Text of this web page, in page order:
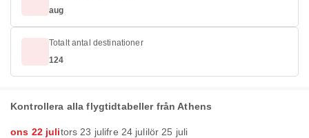
aug
Totalt antal destinationer
124
Kontrollera alla flygtidtabeller från Athens
ons 22 julitors 23 julifre 24 julilör 25 juli